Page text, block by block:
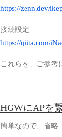
https://zenn.dev/
接続設定
https://qiita.com/
これらを、ご参考
HGWにAPを
簡単なので、省略